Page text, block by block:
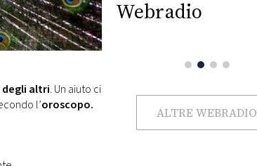
altri. Un aiuto ci
l’oroscopo.
Webradio
ALTRE WEBRADIO